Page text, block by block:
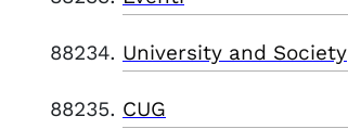
University and Society
CUG